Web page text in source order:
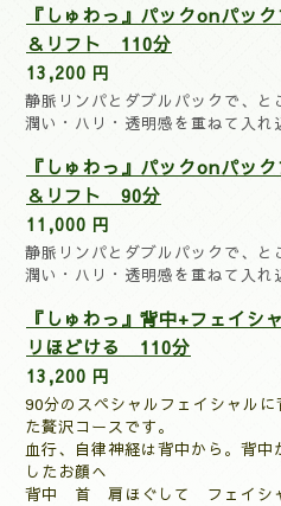
『しゅわっ』パックonパッ
＆リフト 110分
13,200 円
静脈リンパとダブルパックで、と
潤い・ハリ・透明感を重ねて入れ
『しゅわっ』パックonパッ
＆リフト 90分
11,000 円
静脈リンパとダブルパックで、と
潤い・ハリ・透明感を重ねて入れ
『しゅわっ』背中+フェイシ
リほどける 110分
13,200 円
90分のスペシャルフェイシャル
た贅沢コースです。
血行、自律神経は背中から。背
したお顔へ
背中 首 肩ほぐして フェイシ